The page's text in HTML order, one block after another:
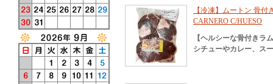
【冷凍】ムートン 骨付
CARNERO C/HUESO
【ヘルシーな骨付きラ
シチューやカレー、ス